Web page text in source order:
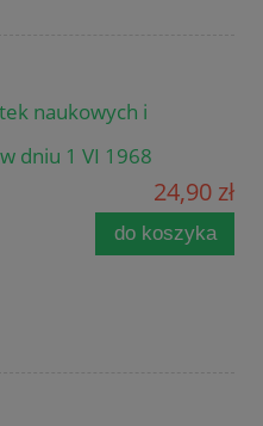
naukowych i
dniu 1 VI 1968
24,90 zł
do koszyka